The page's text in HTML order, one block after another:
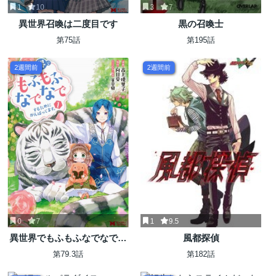
1 10
異世界召喚は二度目です
第75話
3 7
黒の召喚士
第195話
2週間前
0 7
異世界でもふもふなでなです
るためにがんばってます。
第79.3話
2週間前
1 9.5
風都探偵
第182話